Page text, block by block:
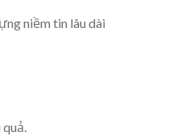
niềm tin lâu dài